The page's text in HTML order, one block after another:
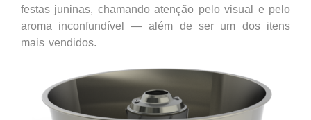
festas juninas, chamando atenção pelo visual e pelo
aroma inconfundível — além de ser um dos itens
mais vendidos.